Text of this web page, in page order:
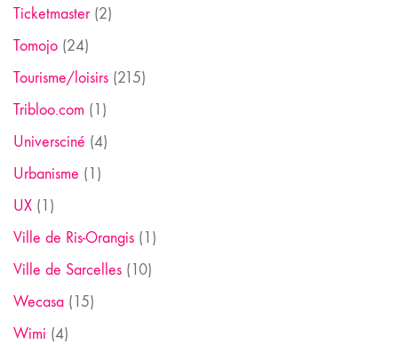
Ticketmaster(2)
Tomojo (24)
Tourisme/loisirs (215)
Tribloo.com (1)
Universciné (4)
Urbanisme (1)
UX (1)
Ville de Ris-Orangis (1)
Ville de Sarcelles (10)
Wecasa (15)
Wimi (4)